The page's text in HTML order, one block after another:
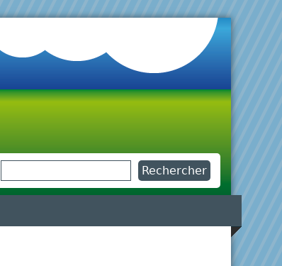
Formulaire de recherche